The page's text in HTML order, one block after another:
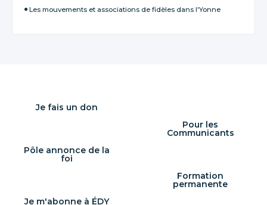
Les mouvements et associations de fidèles dans l'Yonne
Je fais un don
Pour les
Communicants
Pôle annonce de la
foi
Formation
permanente
Je m'abonne à ÉDY